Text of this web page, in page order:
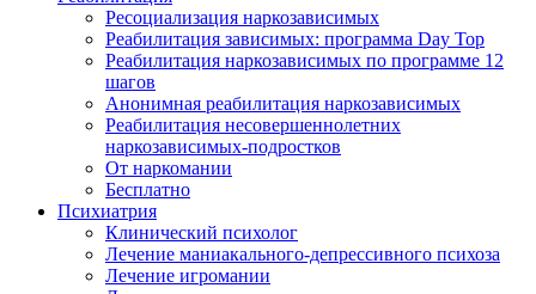
Ресоциализация наркозависимых
Реабилитация зависимых: программа Day Top
Реабилитация наркозависимых по программе 12
шагов
Анонимная реабилитация наркозависимых
Реабилитация несовершеннолетних
наркозависимых-подростков
От наркомании
Бесплатно
Психиатрия
Клинический психолог
Лечение маниакального-депрессивного психоза
Лечение игромании